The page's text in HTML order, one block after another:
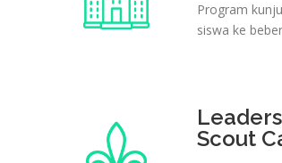
Program
siswa ke
Scout